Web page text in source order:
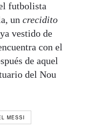
futbolista
un crecidito
vestido de
con el
de aquel
del Nou
MESSI